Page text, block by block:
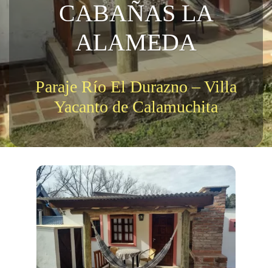
CABAÑAS LA
ALAMEDA
Paraje Río El Durazno – Villa
Yacanto de Calamuchita